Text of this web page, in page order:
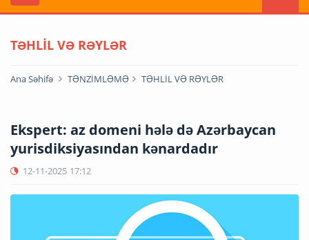
TƏHLİL VƏ RƏYLƏR
Ana Səhifə TƏNZİMLƏMƏ TƏHLİL VƏ RƏYLƏR
Ekspert: az domeni hələ də Azərbaycan
yurisdiksiyasından kənardadır
12-11-2025 17:12